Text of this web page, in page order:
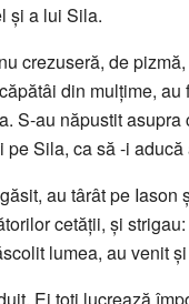
şi a lui Sila.
crezuseră, de
din mulţime, au
S-au năpustit asupra
pe Sila, ca să -i aducă
au târât pe Iason
cetăţii, şi
lumea, au venit
Ei toţi lucrează